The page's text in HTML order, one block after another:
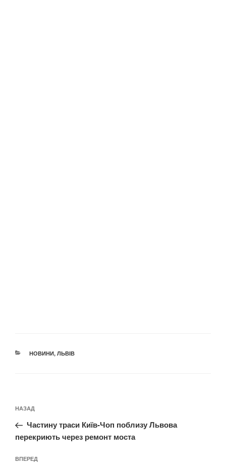
КАТЕГОРІЇ
НОВИНИ, ЛЬВІВ
записів
Попередній
запис:
НАЗАД
Частину траси Київ-Чоп поблизу Львова
перекриють через ремонт моста
Наступний
ВПЕРЕД